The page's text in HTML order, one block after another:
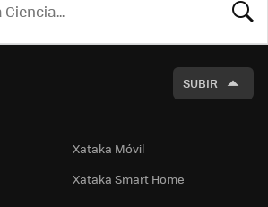
SUBIR
Xataka Móvil
Xataka Smart Home